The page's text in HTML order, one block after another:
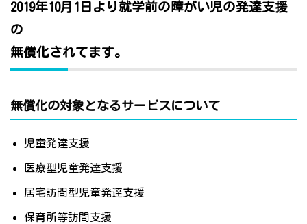
2019年10月1日より就学前の障がい児の発達支援
の
無償化されてます。
無償化の対象となるサービスについて
児童発達支援
医療型児童発達支援
居宅訪問型児童発達支援
保育所等訪問支援